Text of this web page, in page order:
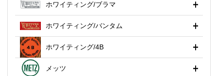
ホワイティング/ブラマ
ホワイティング/バンタム
ホワイティング/4B
メッツ